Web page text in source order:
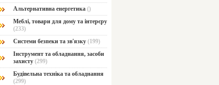
Альтернативна енергетика ()
Меблі, товари для дому та інтерєру
(233)
Системи безпеки та зв'язку (199)
Інструмент та обладнання, засоби
захисту (299)
Будівельна техніка та обладнання
(299)